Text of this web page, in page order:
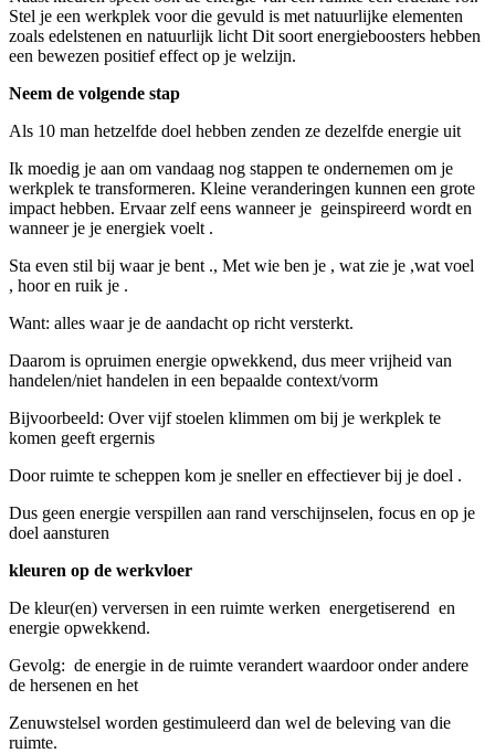
Stel je een werkplek voor die gevuld is met natuurlijke elementen
zoals edelstenen en natuurlijk licht Dit soort energieboosters hebben
een bewezen positief effect op je welzijn.
Neem de volgende stap
Als 10 man hetzelfde doel hebben zenden ze dezelfde energie uit
Ik moedig je aan om vandaag nog stappen te ondernemen om je
werkplek te transformeren. Kleine veranderingen kunnen een grote
impact hebben. Ervaar zelf eens wanneer je geinspireerd wordt en
wanneer je je energiek voelt .
Sta even stil bij waar je bent ., Met wie ben je , wat zie je ,wat voel
, hoor en ruik je .
Want: alles waar je de aandacht op richt versterkt.
Daarom is opruimen energie opwekkend, dus meer vrijheid van
handelen/niet handelen in een bepaalde context/vorm
Bijvoorbeeld: Over vijf stoelen klimmen om bij je werkplek te
komen geeft ergernis
Door ruimte te scheppen kom je sneller en effectiever bij je doel .
Dus geen energie verspillen aan rand verschijnselen, focus en op je
doel aansturen
kleuren op de werkvloer
De kleur(en) verversen in een ruimte werken energetiserend en
energie opwekkend.
Gevolg: de energie in de ruimte verandert waardoor onder andere
de hersenen en het
Zenuwstelsel worden gestimuleerd dan wel de beleving van die
ruimte.